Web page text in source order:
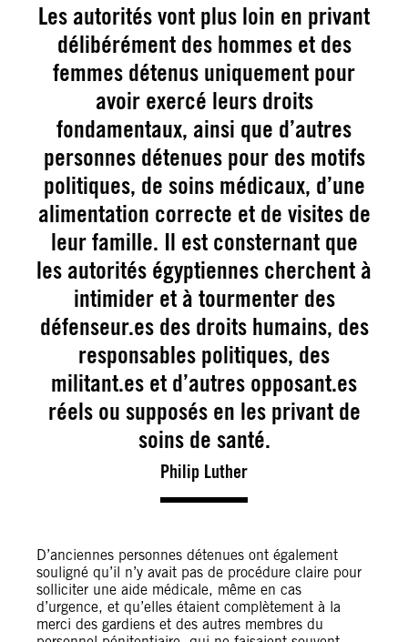
Les autorités vont plus loin en privant
délibérément des hommes et des
femmes détenus uniquement pour
avoir exercé leurs droits
fondamentaux, ainsi que d’autres
personnes détenues pour des motifs
politiques, de soins médicaux, d’une
alimentation correcte et de visites de
leur famille. Il est consternant que
les autorités égyptiennes cherchent à
intimider et à tourmenter des
défenseur.es des droits humains, des
responsables politiques, des
militant.es et d’autres opposant.es
réels ou supposés en les privant de
soins de santé.
Philip Luther
D’anciennes personnes détenues ont également
souligné qu’il n’y avait pas de procédure claire pour
solliciter une aide médicale, même en cas
d’urgence, et qu’elles étaient complètement à la
merci des gardiens et des autres membres du